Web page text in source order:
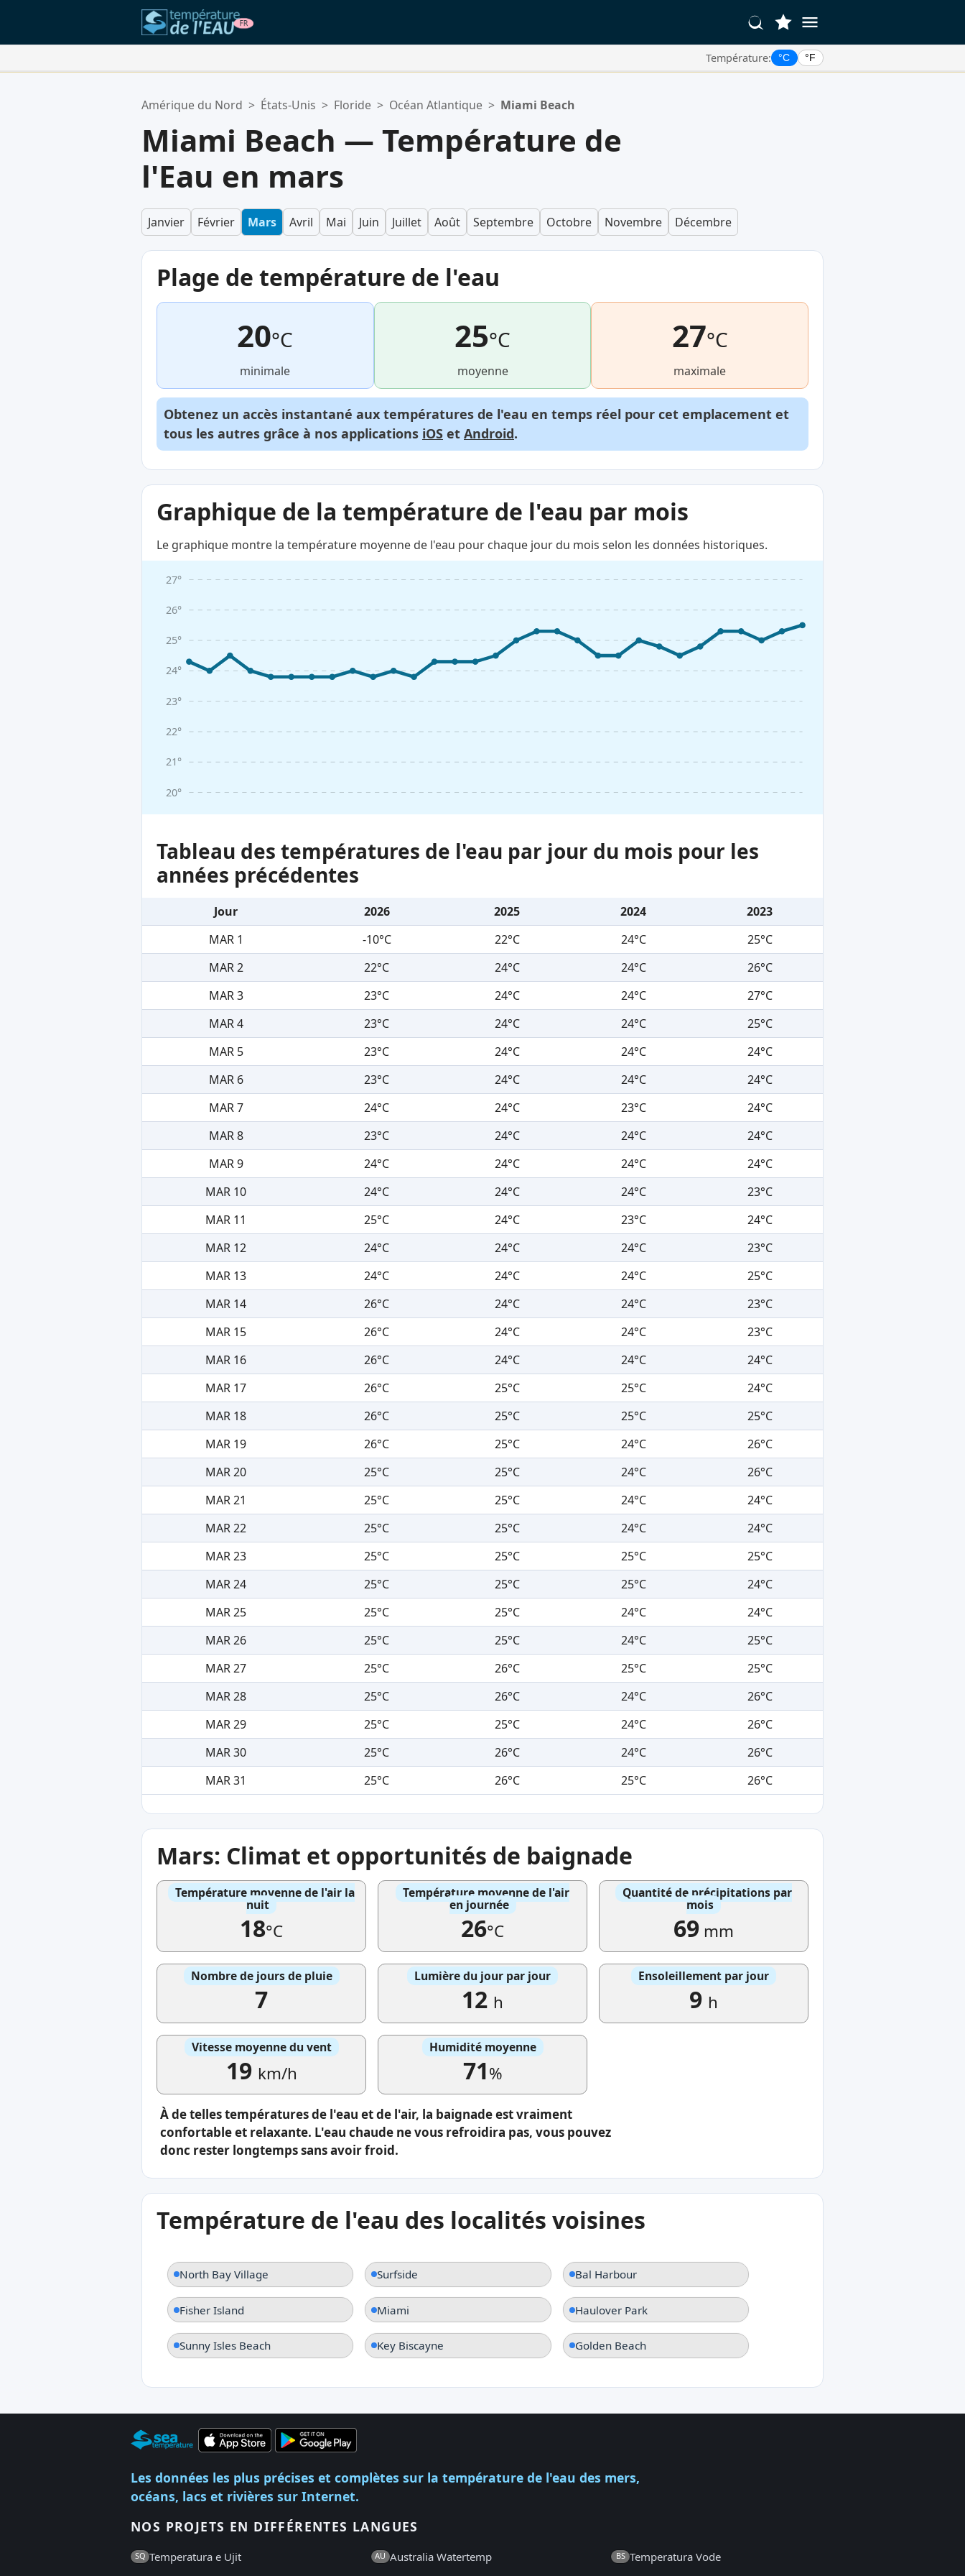
Température: °C °F
Votre liste de favoris est vide.
Amérique du Nord > États-Unis > Floride > Océan Atlantique > Miami Beach
Miami Beach — Température de
l'Eau en mars
Janvier Février Mars Avril Mai Juin Juillet Août Septembre Octobre Novembre Décembre
Plage de température de l'eau
20°C
minimale
25°C
moyenne
27°C
maximale
Obtenez un accès instantané aux températures de l'eau en temps réel pour cet emplacement et
tous les autres grâce à nos applications iOS et Android.
Graphique de la température de l'eau par mois
Le graphique montre la température moyenne de l'eau pour chaque jour du mois selon les données historiques.
20°
21°
22°
23°
24°
25°
26°
27°
Tableau des températures de l'eau par jour du mois pour les
années précédentes
Jour 2026 2025 2024
2023
MAR 1
-10°C 22°C 24°C
25°C
MAR 2
22°C 24°C 24°C
26°C
MAR 3
23°C 24°C 24°C
27°C
MAR 4
23°C 24°C 24°C
25°C
MAR 5
23°C 24°C 24°C
24°C
MAR 6
23°C 24°C 24°C
24°C
MAR 7
24°C 24°C 23°C
24°C
MAR 8
23°C 24°C 24°C
24°C
MAR 9
24°C 24°C 24°C
24°C
MAR 10
24°C 24°C 24°C
23°C
MAR 11
25°C 24°C 23°C
24°C
MAR 12
24°C 24°C 24°C
23°C
MAR 13
24°C 24°C 24°C
25°C
MAR 14
26°C 24°C 24°C
23°C
MAR 15
26°C 24°C 24°C
23°C
MAR 16
26°C 24°C 24°C
24°C
MAR 17
26°C 25°C 25°C
24°C
MAR 18
26°C 25°C 25°C
25°C
MAR 19
26°C 25°C 24°C
26°C
MAR 20
25°C 25°C 24°C
26°C
MAR 21
25°C 25°C 24°C
24°C
MAR 22
25°C 25°C 24°C
24°C
MAR 23
25°C 25°C 25°C
25°C
MAR 24
25°C 25°C 25°C
24°C
MAR 25
25°C 25°C 24°C
24°C
MAR 26
25°C 25°C 24°C
25°C
MAR 27
25°C 26°C 25°C
25°C
MAR 28
25°C 26°C 24°C
26°C
MAR 29
25°C 25°C 24°C
26°C
MAR 30
25°C 26°C 24°C
26°C
MAR 31
25°C 26°C 25°C 26°C
Mars: Climat et opportunités de baignade
Température moyenne de l'air la
nuit
18°C
Température moyenne de l'air
en journée
26°C
Quantité de précipitations par
mois
69 mm
Nombre de jours de pluie
7
Lumière du jour par jour
12 h
Ensoleillement par jour
9 h
Vitesse moyenne du vent
19 km/h
Humidité moyenne
71%
À de telles températures de l'eau et de l'air, la baignade est vraiment
confortable et relaxante. L'eau chaude ne vous refroidira pas, vous pouvez
donc rester longtemps sans avoir froid.
Température de l'eau des localités voisines
North Bay Village Surfside Bal Harbour
Fisher Island Miami Haulover Park
Sunny Isles Beach Key Biscayne Golden Beach
Les données les plus précises et complètes sur la température de l'eau des mers,
océans, lacs et rivières sur Internet.
NOS PROJETS EN DIFFÉRENTES LANGUES
SQ Temperatura e Ujit AU Australia Watertemp BS Temperatura Vode